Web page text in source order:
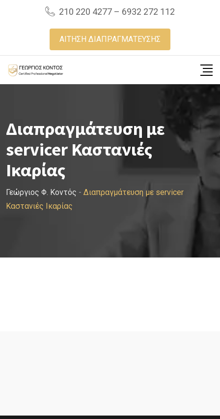
210 220 4277 – 6932 272 112
ΑΙΤΗΣΗ ΔΙΑΠΡΑΓΜΑΤΕΥΣΗΣ
Διαπραγμάτευση με
servicer Καστανιές
Ικαρίας
Γεώργιος Φ. Κοντός - Διαπραγμάτευση με servicer
Καστανιές Ικαρίας